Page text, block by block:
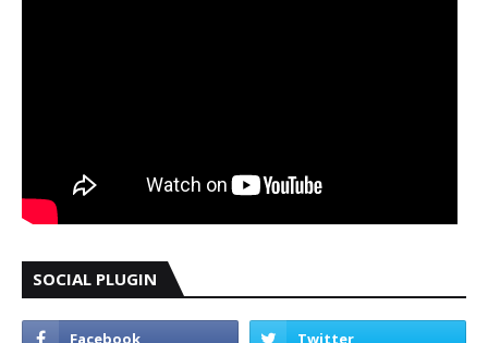
SOCIAL PLUGIN